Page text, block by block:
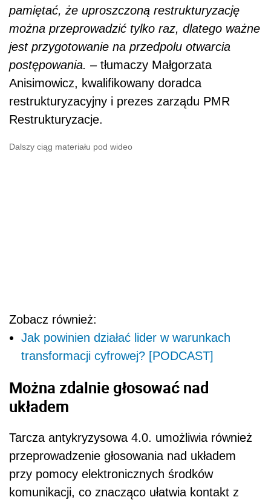
pamiętać, że uproszczoną restrukturyzację
można przeprowadzić tylko raz, dlatego ważne
jest przygotowanie na przedpolu otwarcia
postępowania. – tłumaczy Małgorzata
Anisimowicz, kwalifikowany doradca
restrukturyzacyjny i prezes zarządu PMR
Restrukturyzacje.
Dalszy ciąg materiału pod wideo
Zobacz również:
Jak powinien działać lider w warunkach
transformacji cyfrowej? [PODCAST]
Można zdalnie głosować nad
układem
Tarcza antykryzysowa 4.0. umożliwia również
przeprowadzenie głosowania nad układem
przy pomocy elektronicznych środków
komunikacji, co znacząco ułatwia kontakt z